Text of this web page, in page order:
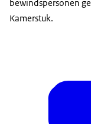
bewindspersonen
Kamerstuk.